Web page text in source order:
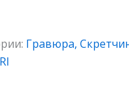
Гравюра,